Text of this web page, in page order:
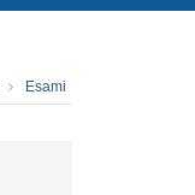
Esami